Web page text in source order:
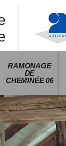
RAMONAGE
DE
CHEMINÉE 06